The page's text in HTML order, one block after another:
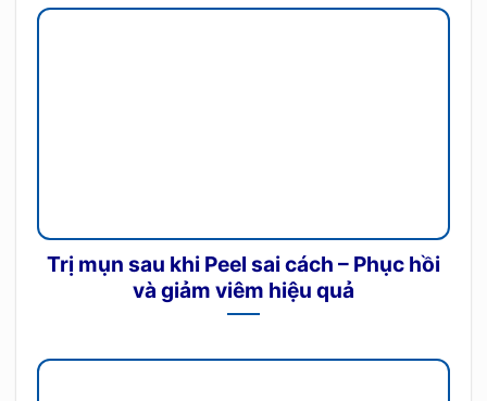
Trị mụn sau khi Peel sai cách – Phục hồi
và giảm viêm hiệu quả